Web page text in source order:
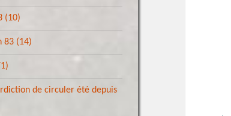
(10)
83 (14)
de circuler été depuis